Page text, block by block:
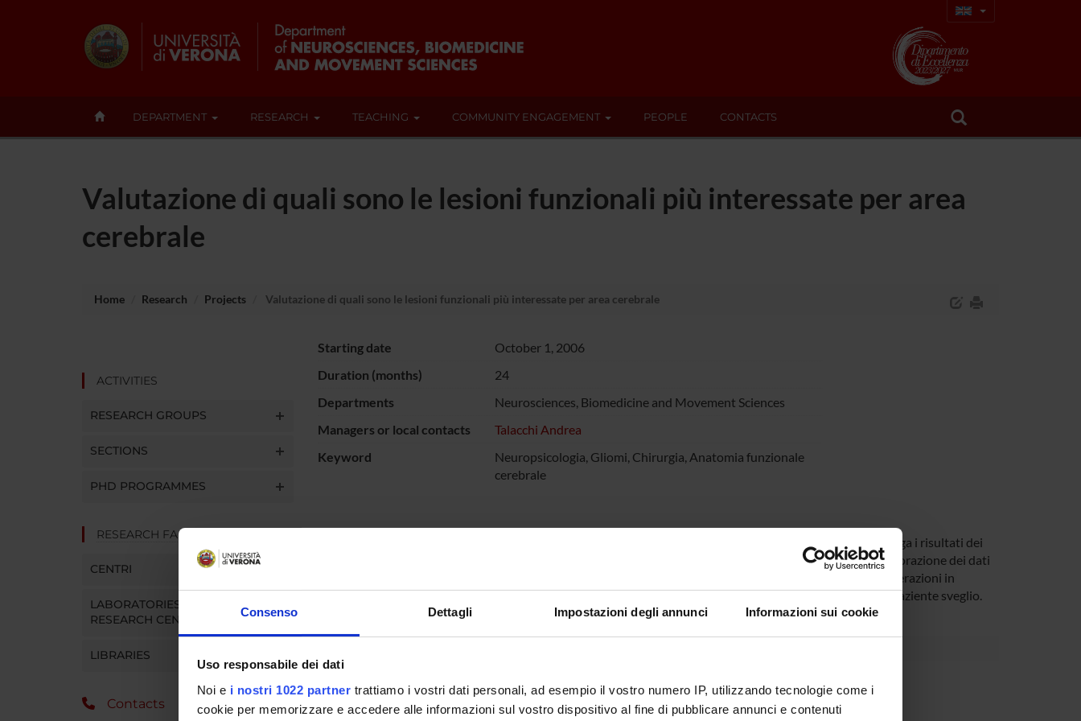
Consenso Dettagli Impostazioni degli annunci Informazioni sui cookie
Uso responsabile dei dati
Noi e i nostri 1022 partner trattiamo i vostri dati personali, ad esempio il vostro numero IP, utilizzando tecnologie come i
cookie per memorizzare e accedere alle informazioni sul vostro dispositivo al fine di pubblicare annunci e contenuti
DEPARTMENT RESEARCH TEACHING COMMUNITY ENGAGEMENT PEOPLE CONTACTS
Valutazione di quali sono le lesioni funzionali più interessate per area
cerebrale
Home Research Projects Valutazione di quali sono le lesioni funzionali più interessate per area cerebrale
ACTIVITIES
RESEARCH GROUPS
SECTIONS
PHD PROGRAMMES
RESEARCH FACILITIES
CENTRI
LABORATORIES AND
RESEARCH CENTRES
LIBRARIES
Contacts
Starting date
October 1, 2006
Duration (months)
24
Departments
Neurosciences, Biomedicine and Movement Sciences
Managers or local contacts
Talacchi Andrea
Keyword
Neuropsicologia, Gliomi, Chirurgia, Anatomia funzionale
cerebrale
Questo è un lavoro prevalentemente descrittivo e si pone l’obiettivo di costituire una banca dati che raccolga i risultati dei
test neuropsicologici acquisiti prima e dopo l’intervento di pazienti sottoposti a chirurgia per glioma. L’elaborazione dei dati
sarà indirizzata a stabilire delle relazioni tra caratteristiche del tumore, a cominciare dalla sede, e tipo di alterazioni in
prospettiva di poter utilizzare gli stessi test, riadattati alla situazione, nel mappaggio intraoperatorio con paziente sveglio.